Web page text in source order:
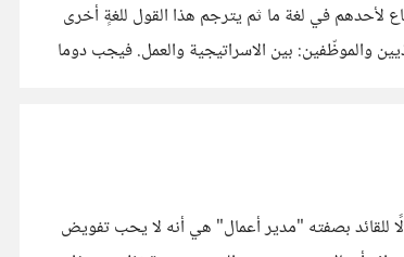
لأحدهم في لغة ما ثم يترجم هذا القول للغةٍ أخرى
والموظّفين: بين الاسراتيجية والعمل. فيجب دوما
للقائد بصفته "مدير أعمال" هي أنه لا يحب تفويض